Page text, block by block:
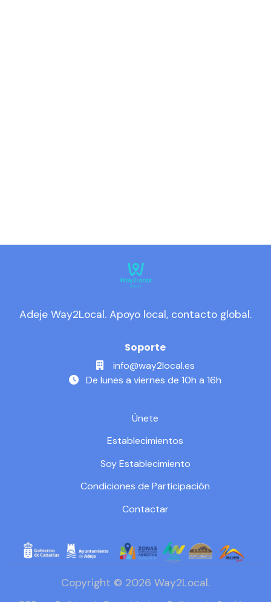
Adeje Way2Local. Apoyo local, contacto global.
Soporte
info@way2local.es
De lunes a viernes de 10h a 16h
Únete
Establecimientos
Soy Establecimiento
Condiciones de Participación
Contactar
Copyright © 2026 Way2Local.